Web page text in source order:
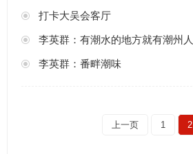
打卡大吴会客厅
李英群：有潮水的地方就有潮州人
李英群：番畔潮味
上一页 1 2